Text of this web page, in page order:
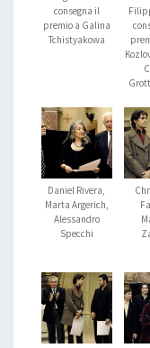
consegna il
premio a Galina
Tchistyakowa
Daniel Rivera,
Marta Argerich,
Alessandro
Specchi